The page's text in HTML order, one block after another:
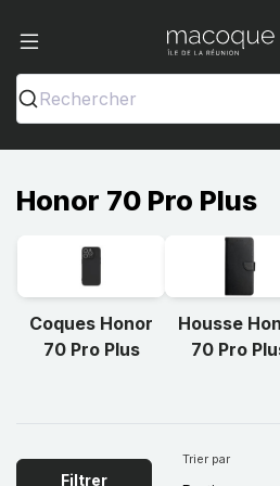
Ma Coque -
Rechercher
Honor 70 Pro Plus
Coques Honor
70 Pro Plus
Housse
70 Pro
Filtrer
Trier par